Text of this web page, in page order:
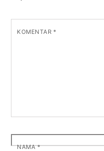
KOMENTAR *
NAMA*